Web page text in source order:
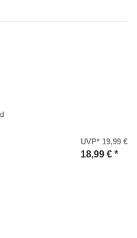
UVP* 19,99 €
18,99 € *